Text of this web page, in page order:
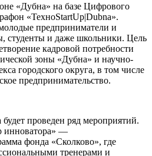
«Дубна» на базе Цифрового
«ТехноStartUp|Dubna».
предприниматели и
студенты и даже школьники. Цель
кадровой потребности
зоны «Дубна» и научно-
городского округа, в том числе
предпринимательство.
проведен ряд мероприятий.
инноватора» —
фонда «Сколково», где
тренерами и